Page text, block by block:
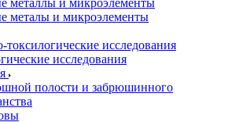
металлы и микроэлементы
металы и микроэлементы
исследования
исследования
полости и забрюшинного